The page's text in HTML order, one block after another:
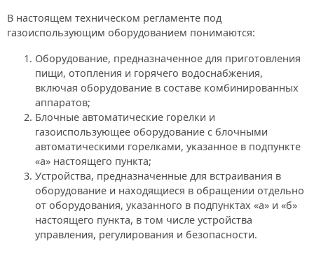
В настоящем техническом регламенте под
газоиспользующим оборудованием понимаются:
Оборудование, предназначенное для приготовления
пищи, отопления и горячего водоснабжения,
включая оборудование в составе комбинированных
аппаратов;
Блочные автоматические горелки и
газоиспользующее оборудование с блочными
автоматическими горелками, указанное в подпункте
«а» настоящего пункта;
Устройства, предназначенные для встраивания в
оборудование и находящиеся в обращении отдельно
от оборудования, указанного в подпунктах «а» и «б»
настоящего пункта, в том числе устройства
управления, регулирования и безопасности.